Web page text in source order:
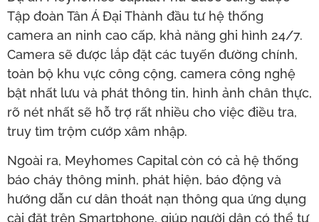
Tập đoàn Tân Á Đại Thành đầu tư hệ thống
camera an ninh cao cấp, khả năng ghi hình 24/7.
Camera sẽ được lắp đặt các tuyến đường chính,
toàn bộ khu vực công cộng, camera công nghệ
bật nhất lưu và phát thông tin, hình ảnh chân thực,
rõ nét nhất sẽ hỗ trợ rất nhiều cho việc điều tra,
truy tìm trộm cướp xâm nhập.
Ngoài ra, Meyhomes Capital còn có cả hệ thống
báo cháy thông minh, phát hiện, báo động và
hướng dẫn cư dân thoát nạn thông qua ứng dụng
cài đặt trên Smartphone, giúp người dân có thể tự